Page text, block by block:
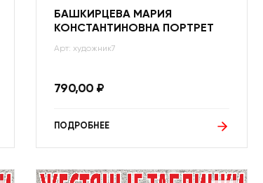
БАШКИРЦЕВА МАРИЯ
КОНСТАНТИНОВНА ПОРТРЕТ
Арт: художник7
790,00 ₽
ПОДРОБНЕЕ